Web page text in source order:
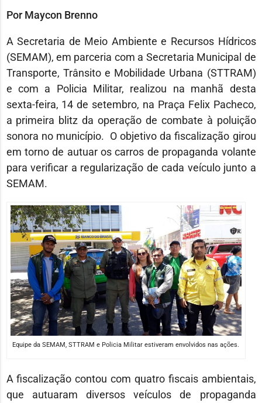
Por Maycon Brenno
A Secretaria de Meio Ambiente e Recursos Hídricos
(SEMAM), em parceria com a Secretaria Municipal de
Transporte, Trânsito e Mobilidade Urbana (STTRAM)
e com a Policia Militar, realizou na manhã desta
sexta-feira, 14 de setembro, na Praça Felix Pacheco,
a primeira blitz da operação de combate à poluição
sonora no município. O objetivo da fiscalização girou
em torno de autuar os carros de propaganda volante
para verificar a regularização de cada veículo junto a
SEMAM.
Equipe da SEMAM, STTRAM e Policia Militar estiveram envolvidos nas ações.
A fiscalização contou com quatro fiscais ambientais,
que autuaram diversos veículos de propaganda